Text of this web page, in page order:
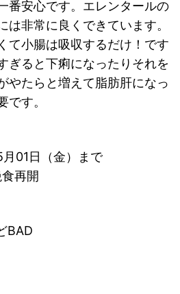
番安心です。エレンタールの
は非常に良くできています。
て小腸は吸収するだけ！です
ぎると下痢になったりそれを
やたらと増えて脂肪肝になっ
です。
01日（金）まで
再開
BAD